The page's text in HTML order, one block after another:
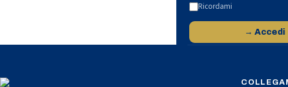
Ricordami
→ Accedi